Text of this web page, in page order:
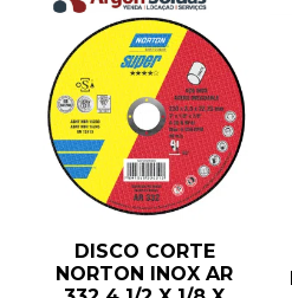
DISCO CORTE
NORTON INOX AR